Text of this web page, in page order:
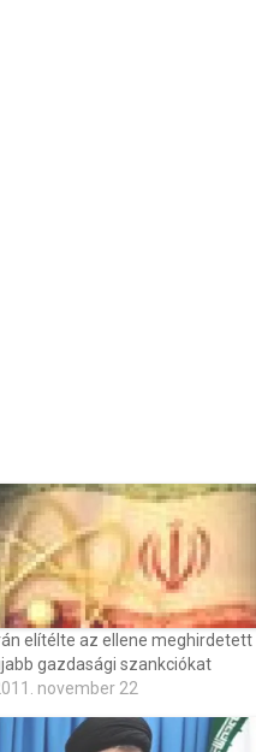
elítélte az ellene meghirdetett
gazdasági szankciókat
november 22